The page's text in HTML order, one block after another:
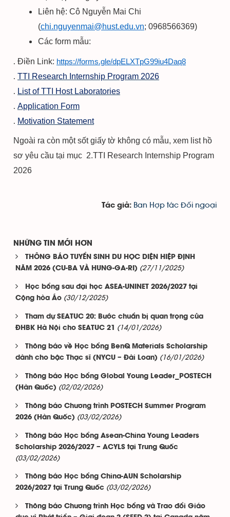
Liên hệ: Cô Nguyễn Mai Chi
(chi.nguyenmai@hust.edu.vn; 0968566369)
Các form mẫu:
Điền Link: https://forms.gle/dpELXTpG99iu4Daq8
TTI Research Internship Program 2026
List of TTI Host Laboratories
Application Form
Motivation Statement
Ngoài ra còn một sốt giấy tờ không có mẫu, xem list hồ
sơ yêu cầu tại mục 2.TTI Research Internship Program
2026
Tác giả: Ban Hợp tác Đối ngoại
NHỮNG TIN MỚI HƠN
THÔNG BÁO TUYỂN SINH DU HỌC DIỆN HIỆP ĐỊNH
NĂM 2026 (CU-BA VÀ HUNG-GA-RI) (27/11/2025)
Học bổng sau đại học ASEA-UNINET 2026/2027 tại
Cộng hòa Áo (30/12/2025)
Tham dự SEATUC 20: Bước chuẩn bị quan trọng của
ĐHBK Hà Nội cho SEATUC 21
(14/01/2026)
Thông báo về Học bổng BenQ Materials Scholarship
dành cho bậc Thạc sĩ (NYCU – Đài Loan) (16/01/2026)
Thông báo Học bổng Global Young Leader_POSTECH
(Hàn Quốc) (02/02/2026)
Thông báo Chương trình POSTECH Summer Program
2026 (Hàn Quốc) (03/02/2026)
Thông báo Học bổng Asean-China Young Leaders
Scholarship 2026/2027 – ACYLS tại Trung Quốc
(03/02/2026)
Thông báo Học bổng China-AUN Scholarship
2026/2027 tại Trung Quốc (03/02/2026)
Thông báo Chương trình Học bổng và Trao đổi Giáo